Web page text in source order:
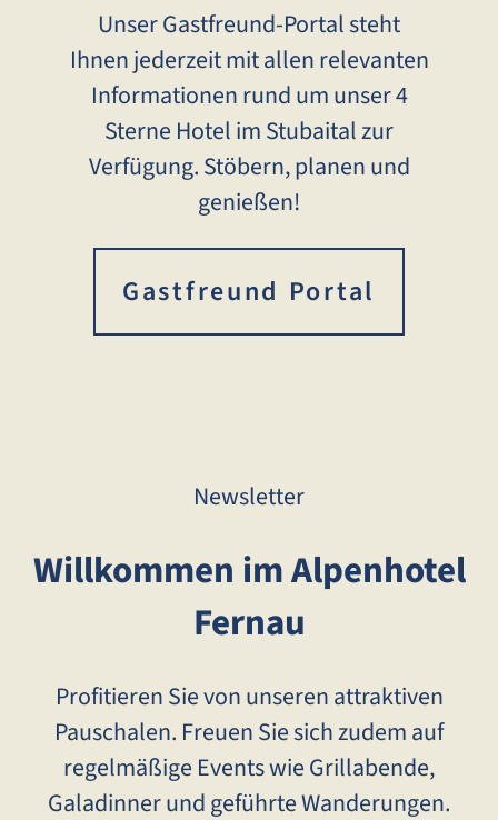
Unser Gastfreund-Portal steht
Ihnen jederzeit mit allen relevanten
Informationen rund um unser 4
Sterne Hotel im Stubaital zur
Verfügung. Stöbern, planen und
genießen!
Gastfreund Portal
Newsletter
Willkommen im Alpenhotel
Fernau
Profitieren Sie von unseren attraktiven
Pauschalen. Freuen Sie sich zudem auf
regelmäßige Events wie Grillabende,
Galadinner und geführte Wanderungen.